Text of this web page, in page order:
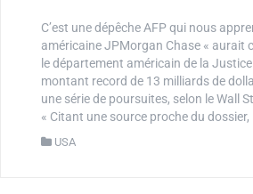
C’est une dépêche AFP qui nous
américaine JPMorgan Chase « aurait
le département américain de la
montant record de 13 milliards de
une série de poursuites, selon le Wall
« Citant une source proche du dossier,
USA